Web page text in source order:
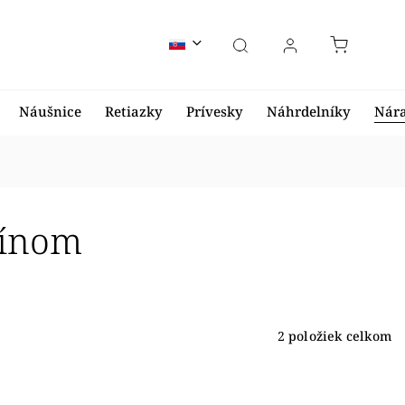
Náušnice Retiazky Prívesky Náhrdelníky
2 položiek celkom